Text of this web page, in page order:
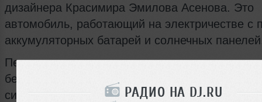
РАДИО НА DJ.RU
дизайнера Красимира Эмилова Асенова. Это
автомобиль, работающий на электричестве
аккумуляторных батарей и солнечных
Передвижение такого шара по дороге, а
бездорожью, возможно благодаря
системе роликов, управляемых джойстиком.